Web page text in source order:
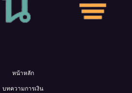
หน้าหลัก
บทความการเงิน